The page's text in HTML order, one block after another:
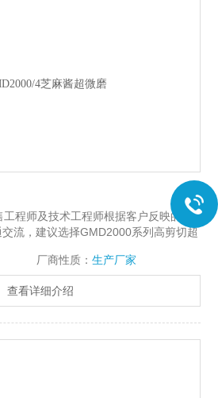
程师及技术工程师根据客户反映的这
流，建议选择GMD2000系列高剪切超
速下，配好的物料进入工作腔体，经过
细腻，保质期内无分层现象。
厂商性质： 生产厂家
查看详细介绍